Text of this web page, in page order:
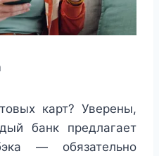
карт? Уверены,
банк предлагает
— обязательно